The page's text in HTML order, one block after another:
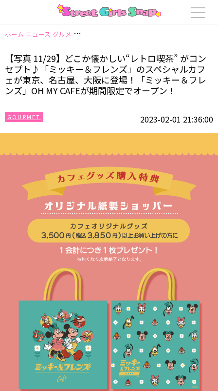
ホーム ニュース グルメ 【写真 11/29】どこか懐かしい“レトロ喫茶” が
【写真 11/29】どこか懐かしい“レトロ喫茶” がコン
セプト♪「ミッキー＆フレンズ」のスペシャルカフ
ェが東京、名古屋、大阪に登場！「ミッキー＆フレ
ンズ」OH MY CAFEが期間限定でオープン！
GOURMET 2023-02-01 21:36:00